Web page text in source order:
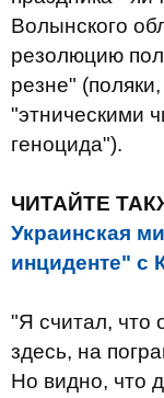
Волынского
резолюцию
резне"
"этническими
геноцида").
ЧИТАЙТЕ
Украинская
инциденте"
"Я считал, что
здесь, на
Но видно, что